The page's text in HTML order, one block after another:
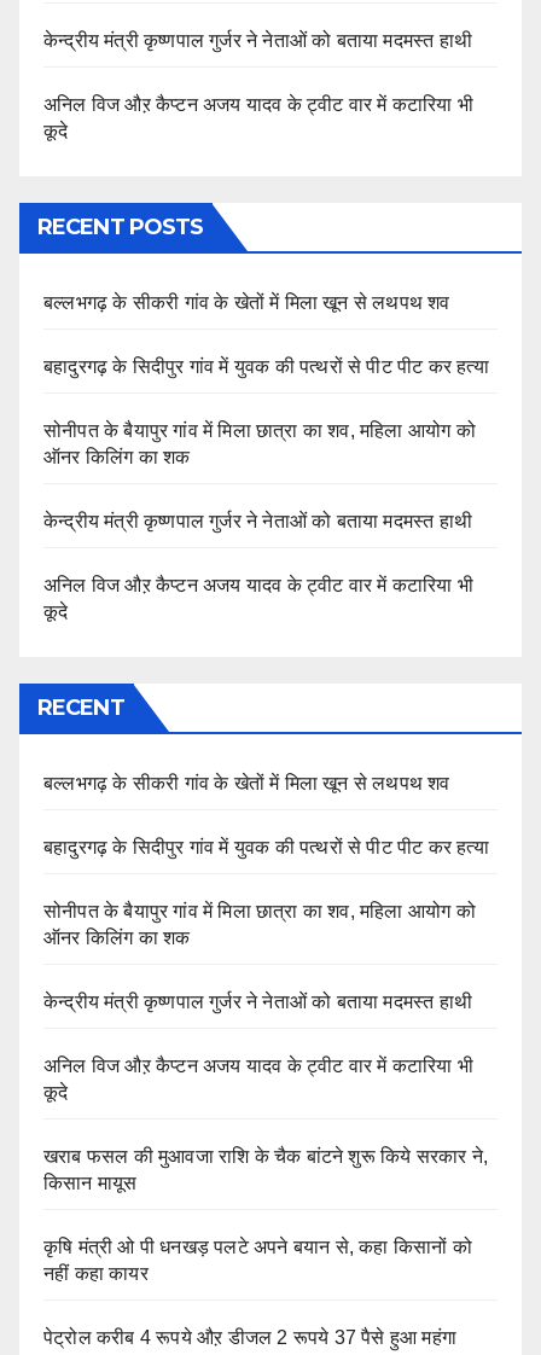
केन्द्रीय मंत्री कृष्णपाल गुर्जर ने नेताओं को बताया मदमस्त हाथी
अनिल विज औऱ कैप्टन अजय यादव के ट्वीट वार में कटारिया भी
कूदे
RECENT POSTS
बल्लभगढ़ के सीकरी गांव के खेतों में मिला खून से लथपथ शव
बहादुरगढ़ के सिदीपुर गांव में युवक की पत्थरों से पीट पीट कर हत्या
सोनीपत के बैयापुर गांव में मिला छात्रा का शव, महिला आयोग को
ऑनर किलिंग का शक
केन्द्रीय मंत्री कृष्णपाल गुर्जर ने नेताओं को बताया मदमस्त हाथी
अनिल विज औऱ कैप्टन अजय यादव के ट्वीट वार में कटारिया भी
कूदे
RECENT
बल्लभगढ़ के सीकरी गांव के खेतों में मिला खून से लथपथ शव
बहादुरगढ़ के सिदीपुर गांव में युवक की पत्थरों से पीट पीट कर हत्या
सोनीपत के बैयापुर गांव में मिला छात्रा का शव, महिला आयोग को
ऑनर किलिंग का शक
केन्द्रीय मंत्री कृष्णपाल गुर्जर ने नेताओं को बताया मदमस्त हाथी
अनिल विज औऱ कैप्टन अजय यादव के ट्वीट वार में कटारिया भी
कूदे
खराब फसल की मुआवजा राशि के चैक बांटने शुरू किये सरकार ने,
किसान मायूस
कृषि मंत्री ओ पी धनखड़ पलटे अपने बयान से, कहा किसानों को
नहीं कहा कायर
पेट्रोल करीब 4 रूपये औऱ डीजल 2 रूपये 37 पैसे हुआ महंगा